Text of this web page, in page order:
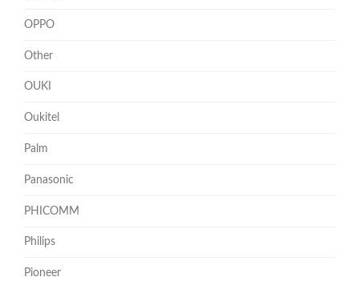
OPPO
Other
OUKI
Oukitel
Palm
Panasonic
PHICOMM
Philips
Pioneer